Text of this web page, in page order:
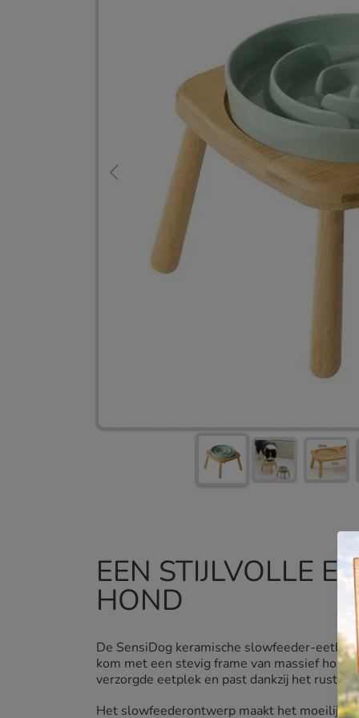
EEN STIJLVOLLE
HOND
De SensiDog keramische slowfeeder-
kom met een stevig frame van massief
verzorgde eetplek en past dankzij het
Het slowfeederontwerp maakt het